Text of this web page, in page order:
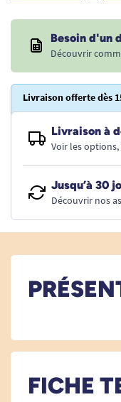
Besoin d'un
Découvrir
Livraison offerte dès
Livraison à
Voir les
Jusqu’à 30
Découvrir nos
FICHE